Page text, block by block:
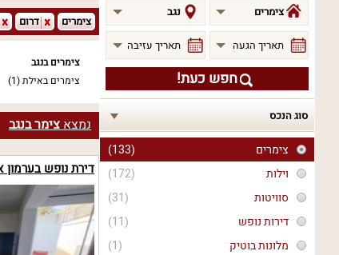
שם
מתחם
צימרים נגב
תאריך הגעה תאריך עזיבה
חפש כעת!
סוג הנכס
(133)
צימרים
(172)
וילות
(31)
סוויטות
(11)
דירות נופש
(1)
מלונות בוטיק
צימרים דרום
צימרים בנגב
צימרים באילת(1)
נמצאצימר בנגב